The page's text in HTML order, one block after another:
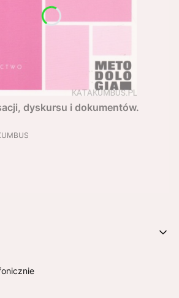
dyskursu i dokumentów.